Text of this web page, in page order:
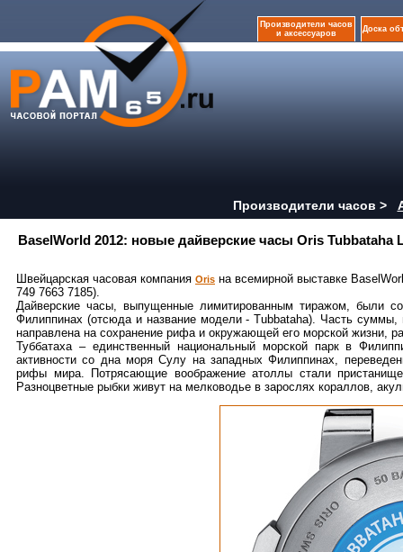
Производители часов
и аксессуаров
Доска
Производители часов >
BaselWorld 2012: новые дайверские часы Oris Tubbataha
Швейцарская часовая компания Oris на всемирной выставке
749 7663 7185).
Дайверские часы, выпущенные лимитированным тиражом, были
Филиппинах (отсюда и название модели - Tubbataha). Часть
направлена на сохранение рифа и окружающей его морской жизни,
Туббатаха – единственный национальный морской парк в
активности со дна моря Сулу на западных Филиппинах,
рифы мира. Потрясающие воображение атоллы стали
Разноцветные рыбки живут на мелководье в зарослях кораллов,